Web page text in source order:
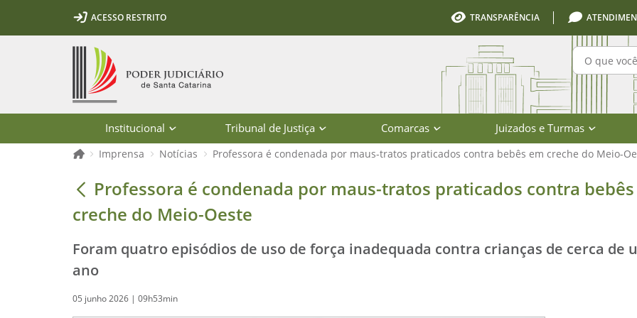
Ir para o conteúdo
Ir para a ferramenta de acessibilidade - Rybená
Ir para o menu principal
Ir para a pesquisa
Ir para o rodapé
Ir para a página inicialACESSO RESTRITO TRANSPARÊNCIA
Institucional Tribunal de Justiça Comarcas Juizados e Turmas
Página inicial
Imprensa Notícias Professora é condenada por maus-tratos praticados contra bebês em creche do Meio-
Professora é condenada por maus-tratos praticados contra bebês em
Professora é condenada por maus-tratos praticados contra
creche do Meio-Oeste
Foram quatro episódios de uso de força inadequada contra crianças de cerca de
ano
05 junho 2026 | 09h53min